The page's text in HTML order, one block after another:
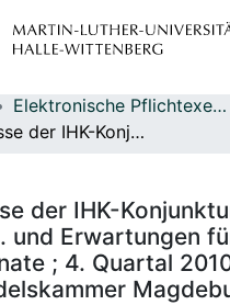
Elektronische Pflichtexemplare
Ergebnisse der IHK-Konjunkturumfrage für das ... und Erwartungen für die Folgemonate ; 4. Quartal 2010 / Industrie- und Handelskammer Magdeburg
der IHK-
und Erwartungen
; 4. Quartal